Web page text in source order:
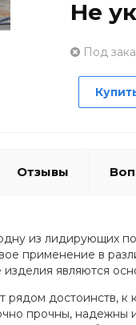
Не
Под
Отзывы
из лидирующих
применение в
являются
достоинств,
прочны, надежны